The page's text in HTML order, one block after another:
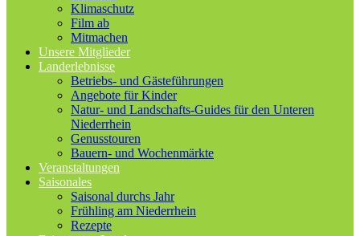
Klimaschutz
Film ab
Mitmachen
Unsere Mitglieder
Landerlebnisse
Betriebs- und Gästeführungen
Angebote für Kinder
Natur- und Landschafts-Guides für den Unteren
Niederrhein
Genusstouren
Bauern- und Wochenmärkte
Veranstaltungen
Saisonales
Saisonal durchs Jahr
Frühling am Niederrhein
Rezepte